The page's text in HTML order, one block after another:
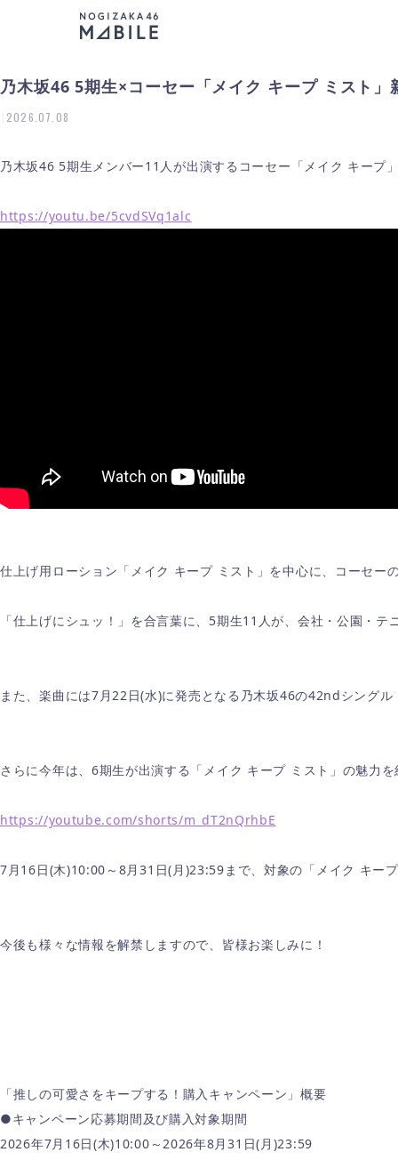
乃木坂46 5期生×コーセー「メイク キープ ミスト
2026.07.08
乃木坂46 5期生メンバー11人が出演するコーセー「メイク キープ
https://youtu.be/5cvdSVq1alc
仕上げ用ローション「メイク キープ ミスト」を中心に、コーセー
「仕上げにシュッ！」を合言葉に、5期生11人が、会社・公園・
また、楽曲には7月22日(水)に発売となる乃木坂46の42ndシング
さらに今年は、6期生が出演する「メイク キープ ミスト」の魅力
https://youtube.com/shorts/m_dT2nQrhbE
7月16日(木)10:00～8月31日(月)23:59まで、対象の「メイク キー
今後も様々な情報を解禁しますので、皆様お楽しみに！
「推しの可愛さをキープする！購入キャンペーン」概要
●キャンペーン応募期間及び購入対象期間
2026年7月16日(木)10:00～2026年8月31日(月)23:59